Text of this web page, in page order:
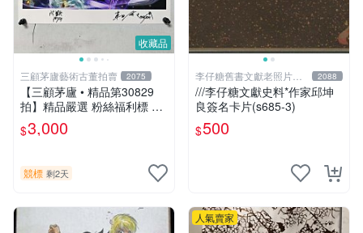
收藏品
三顧茅廬藝術古董拍賣 2075
【三顧茅廬 • 精品第30829
拍】精品嚴選 粉絲福利標 日
本動漫大師 車田正美簽名照
片《聖鬥士星矢》！ 特惠起
$3,000
競標 剩2天
李仔糖舊書文獻老照片名
人收藏館
2088
///李仔糖文獻史料*作家邱坤
良簽名卡片(s685-3)
$500
人氣賣家